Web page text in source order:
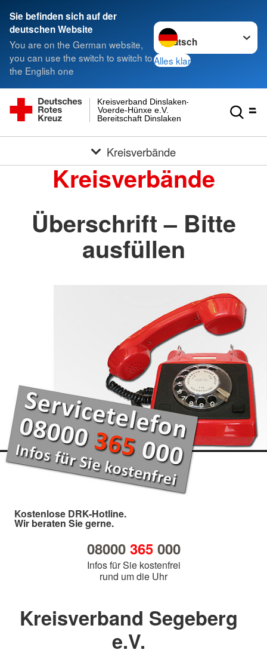
Sie befinden sich auf der
deutschen Website
You are on the German website,
you can use the switch to switch to
the English one
Sprache wechseln zu
Alles klar
Bereitschaft Dinslaken
Voerde-Hünxe e.V.
Kreisverband Dinslaken-
Kreisverbände
Kreisverbände
Überschrift – Bitte
ausfüllen
Kostenlose DRK-Hotline.
Wir beraten Sie gerne.
08000 365000
Infos für Sie kostenfrei
rund um die Uhr
Kreisverband Segeberg
e.V.